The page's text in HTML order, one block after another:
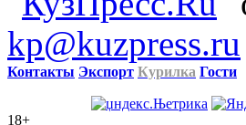
kp@kuzpress.ru
Контакты Экспорт Курилка Гости
18+